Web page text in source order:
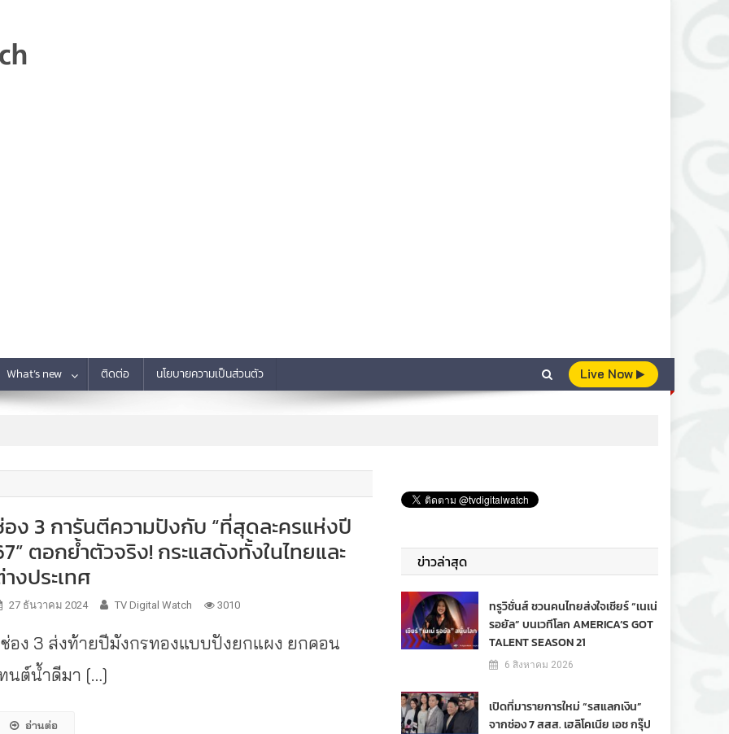
What’s new ติดต่อ นโยบายความเป็นส่วนตัว Live Now
ง 3 การันตีความปังกับ “ที่สุดละครแห่งปี
ตอกย้ำตัวจริง! กระแสดังทั้งในไทยและ
งประเทศ
27 ธันวาคม 2024 TV Digital Watch 3010
ง 3 ส่งท้ายปีมังกรทองแบบปังยกแผง ยกคอน
นต์น้ำดีมา […]
อ่านต่อ
ข่าวล่าสุด
ทรูวิชั่นส์ ชวนคนไทยส่งใจเชียร์ “เนเน่
รอยัล” บนเวทีโลก AMERICA’S GOT
TALENT SEASON 21
6 สิงหาคม 2026
เปิดที่มารายการใหม่ “รสแลกเงิน”
จากช่อง 7 สสส. เฮลิโคเนีย เอช กรุ๊ป